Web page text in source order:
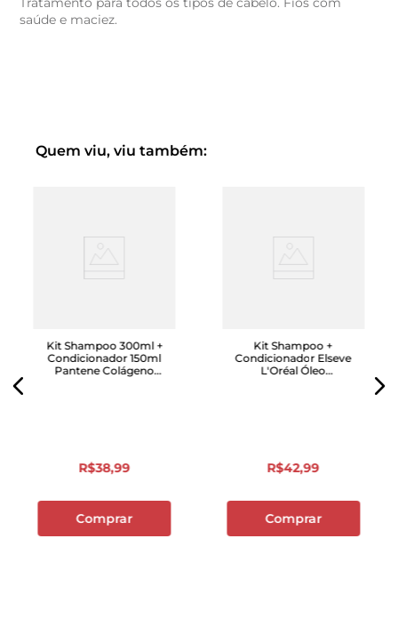
saúde e maciez.
Quem viu, viu também:
Kit Shampoo 300ml +
Condicionador 150ml
Pantene Colágeno
R$38,99
Comprar
Kit Shampoo +
Condicionador Elseve
L'Oréal Óleo
R$42,99
Comprar